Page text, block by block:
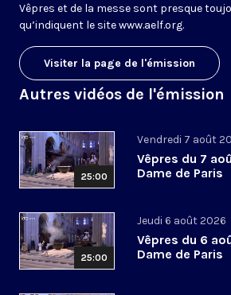
Vêpres et de la messe sont presque
qu’indiquent le sitewww.aelf.org.
Visiter la page de l'émission
Autres vidéos de l'émission
25:00
Vendredi 7 août
Vêpres du 7
Dame de Paris
25:00
Jeudi 6 août 2026
Vêpres du 6
Dame de Paris